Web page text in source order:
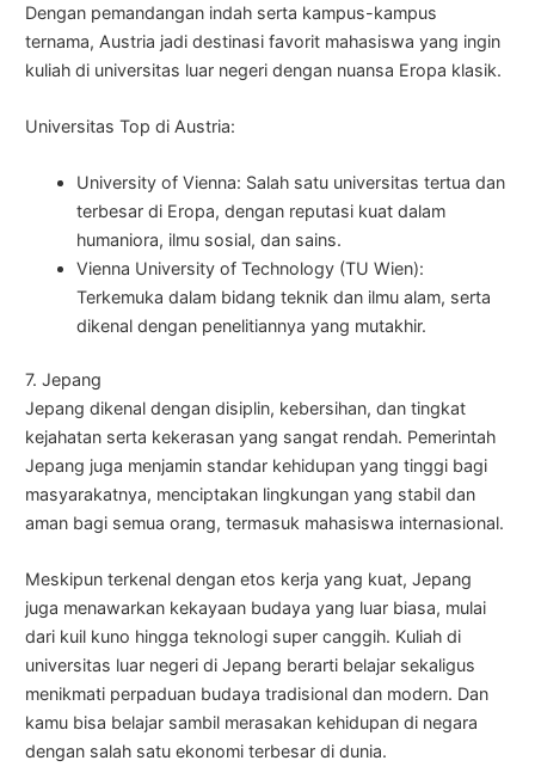
Dengan pemandangan indah serta kampus-kampus
ternama, Austria jadi destinasi favorit mahasiswa yang ingin
kuliah di universitas luar negeri dengan nuansa Eropa klasik.
Universitas Top di Austria:
University of Vienna: Salah satu universitas tertua dan
terbesar di Eropa, dengan reputasi kuat dalam
humaniora, ilmu sosial, dan sains.
Vienna University of Technology (TU Wien):
Terkemuka dalam bidang teknik dan ilmu alam, serta
dikenal dengan penelitiannya yang mutakhir.
7. Jepang
Jepang dikenal dengan disiplin, kebersihan, dan tingkat
kejahatan serta kekerasan yang sangat rendah. Pemerintah
Jepang juga menjamin standar kehidupan yang tinggi bagi
masyarakatnya, menciptakan lingkungan yang stabil dan
aman bagi semua orang, termasuk mahasiswa internasional.
Meskipun terkenal dengan etos kerja yang kuat, Jepang
juga menawarkan kekayaan budaya yang luar biasa, mulai
dari kuil kuno hingga teknologi super canggih. Kuliah di
universitas luar negeri di Jepang berarti belajar sekaligus
menikmati perpaduan budaya tradisional dan modern. Dan
kamu bisa belajar sambil merasakan kehidupan di negara
dengan salah satu ekonomi terbesar di dunia.